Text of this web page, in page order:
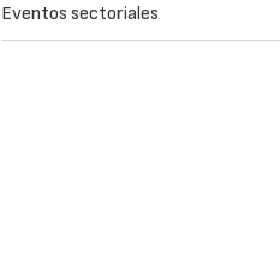
Eventos sectoriales